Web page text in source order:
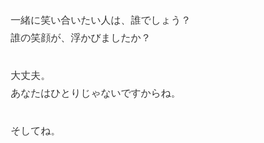
一緒に笑い合いたい人は、誰でしょう？
誰の笑顔が、浮かびましたか？
大丈夫。
あなたはひとりじゃないですからね。
そしてね。